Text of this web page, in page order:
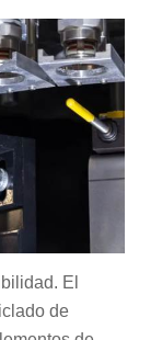
El
de